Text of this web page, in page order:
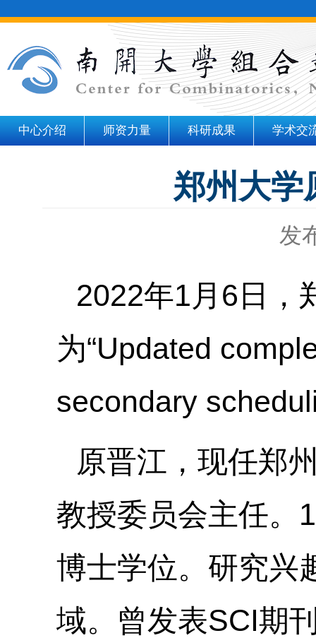
中心介绍 师资力量 科研成果 学术交
郑州大学
发
2022年1 月 6 日，
为“Updated
secondary
原晋江，现任郑
教授委员会主任。
博士学位。研究兴
域。曾发表SCI期